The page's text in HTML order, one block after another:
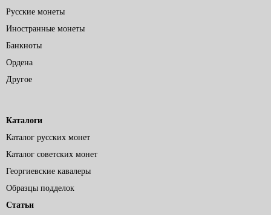
Русские монеты
Иностранные монеты
Банкноты
Ордена
Другое
Каталоги
Каталог русских монет
Каталог советских монет
Георгиевские кавалеры
Образцы подделок
Статьи